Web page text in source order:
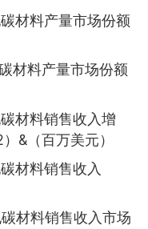
材料产量市场份额
材料产量市场份额
材料销售收入增
&（百万美元）
材料销售收入
材料销售收入市场